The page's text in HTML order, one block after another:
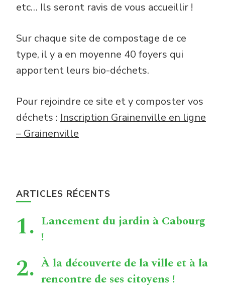
etc… Ils seront ravis de vous accueillir !
Sur chaque site de compostage de ce
type, il y a en moyenne 40 foyers qui
apportent leurs bio-déchets.
Pour rejoindre ce site et y composter vos
déchets : Inscription Grainenville en ligne
– Grainenville
ARTICLES RÉCENTS
Lancement du jardin à Cabourg
!
À la découverte de la ville et à la
rencontre de ses citoyens !